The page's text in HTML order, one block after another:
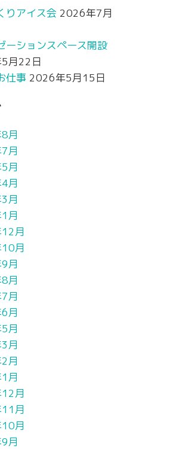
りアイス会 2026年7月
ーションスペース開設
月22日
仕事 2026年5月15日
月
月
月
月
月
月
月
月
月
月
月
月
月
月
月
月
月
月
月
月